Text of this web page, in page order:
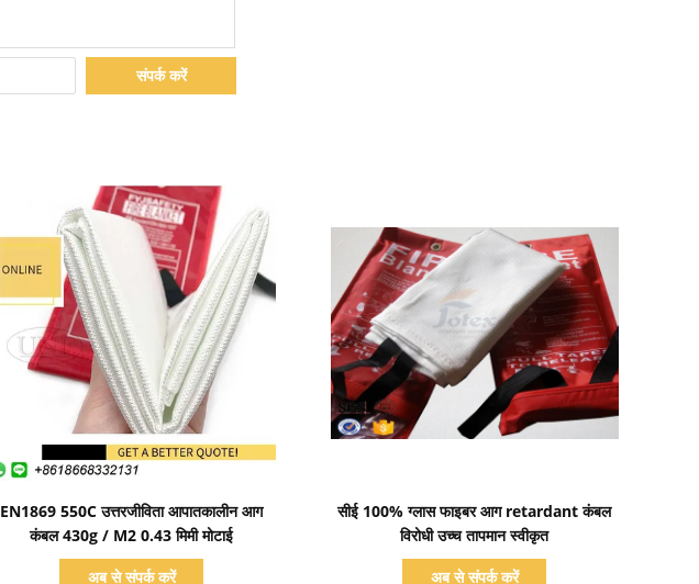
संपर्क करें
प्रदर्शन का विवरण
EN1869 550C उत्तरजीविता आपातकालीन आग
कंबल 430g / M2 0.43 मिमी मोटाई
अब से संपर्क करें
सीई 100% ग्लास फाइबर आग retardant कंबल
विरोधी उच्च तापमान स्वीकृत
अब से संपर्क करें